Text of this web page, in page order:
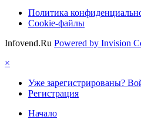
Политика
Cookie-файлы
Infovend.Ru Powered by Invision
×
Уже зарегистрированы?
Регистрация
Начало